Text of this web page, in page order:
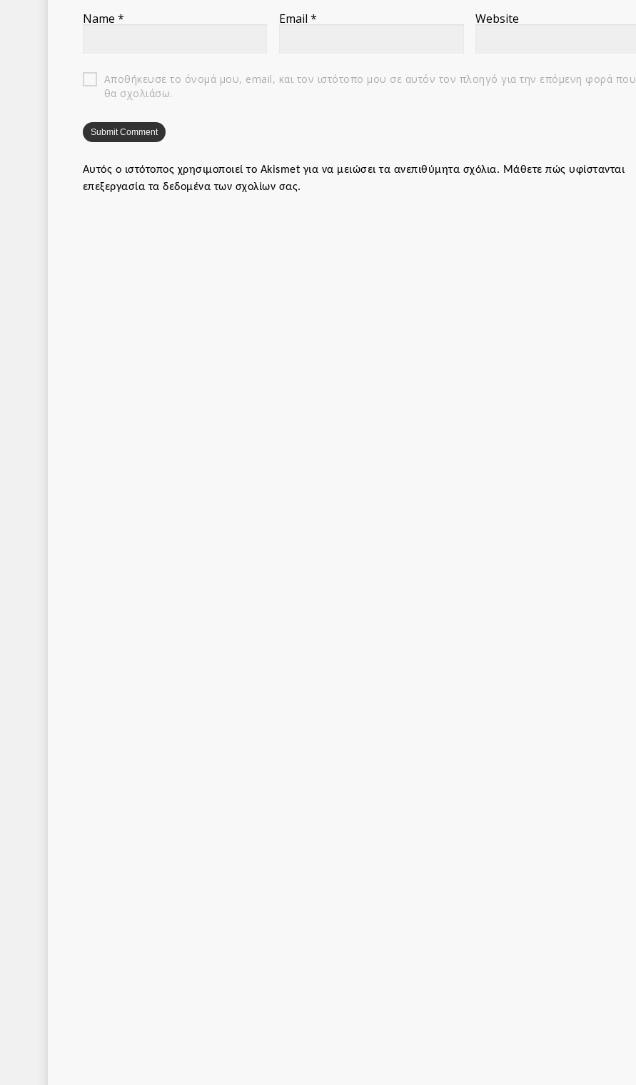
Name * Email * Website
Αποθήκευσε το όνομά μου, email, και τον ιστότοπο μου σε αυτόν τον πλοηγό για την επόμενη φορά που
θα σχολιάσω.
Αυτός ο ιστότοπος χρησιμοποιεί το Akismet για να μειώσει τα ανεπιθύμητα σχόλια. Μάθετε πώς υφίστανται
επεξεργασία τα δεδομένα των σχολίων σας.